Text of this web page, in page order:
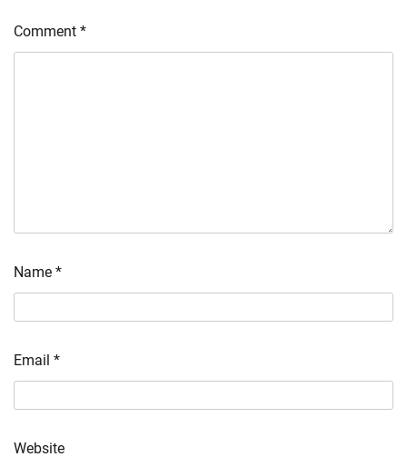
Comment *
Name *
Email *
Website